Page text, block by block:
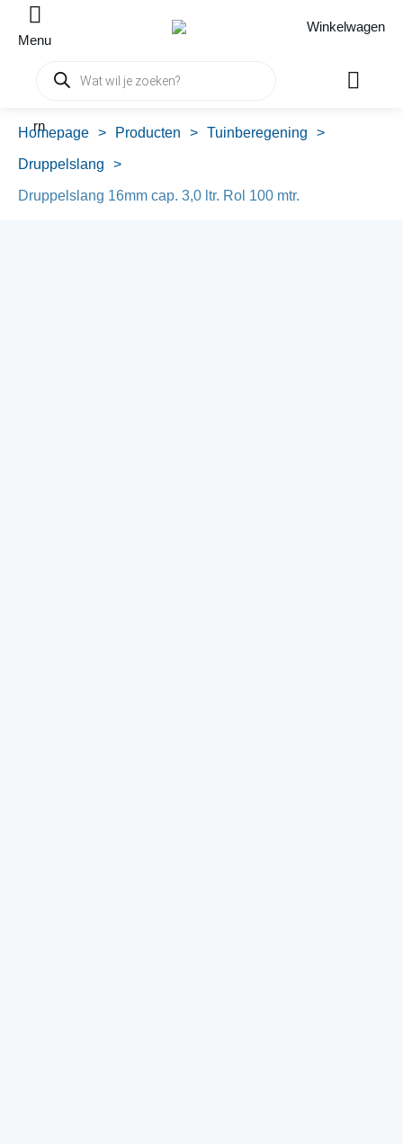
Menu
Winkelwagen
Producten
zoeken
rn
Homepage > Producten > Tuinberegening >
Druppelslang >
Druppelslang 16mm cap. 3,0 ltr. Rol 100 mtr.